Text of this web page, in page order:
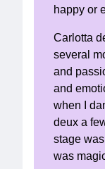
happy or
Carlotta
several
and
and
when I
deux a
stage
was